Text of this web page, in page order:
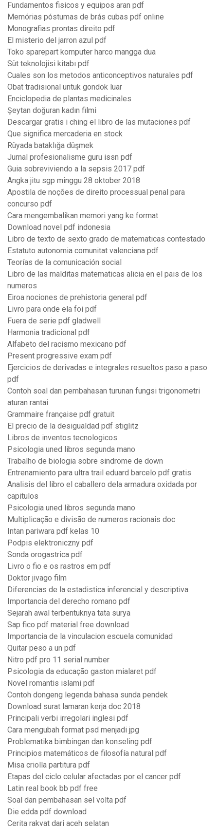
Fundamentos fisicos y equipos aran pdf
Memórias póstumas de brás cubas pdf online
Monografias prontas direito pdf
El misterio del jarron azul pdf
Toko sparepart komputer harco mangga dua
Süt teknolojisi kitabı pdf
Cuales son los metodos anticonceptivos naturales pdf
Obat tradisional untuk gondok luar
Enciclopedia de plantas medicinales
Şeytan doğuran kadın filmi
Descargar gratis i ching el libro de las mutaciones pdf
Que significa mercaderia en stock
Rüyada bataklığa düşmek
Jurnal profesionalisme guru issn pdf
Guia sobreviviendo a la sepsis 2017 pdf
Angka jitu sgp minggu 28 oktober 2018
Apostila de noções de direito processual penal para
concurso pdf
Cara mengembalikan memori yang ke format
Download novel pdf indonesia
Libro de texto de sexto grado de matematicas contestado
Estatuto autonomia comunitat valenciana pdf
Teorías de la comunicación social
Libro de las malditas matematicas alicia en el pais de los
numeros
Eiroa nociones de prehistoria general pdf
Livro para onde ela foi pdf
Fuera de serie pdf gladwell
Harmonia tradicional pdf
Alfabeto del racismo mexicano pdf
Present progressive exam pdf
Ejercicios de derivadas e integrales resueltos paso a paso
pdf
Contoh soal dan pembahasan turunan fungsi trigonometri
aturan rantai
Grammaire française pdf gratuit
El precio de la desigualdad pdf stiglitz
Libros de inventos tecnologicos
Psicologia uned libros segunda mano
Trabalho de biologia sobre sindrome de down
Entrenamiento para ultra trail eduard barcelo pdf gratis
Analisis del libro el caballero dela armadura oxidada por
capitulos
Psicologia uned libros segunda mano
Multiplicação e divisão de numeros racionais doc
Intan pariwara pdf kelas 10
Podpis elektroniczny pdf
Sonda orogastrica pdf
Livro o fio e os rastros em pdf
Doktor jivago film
Diferencias de la estadistica inferencial y descriptiva
Importancia del derecho romano pdf
Sejarah awal terbentuknya tata surya
Sap fico pdf material free download
Importancia de la vinculacion escuela comunidad
Quitar peso a un pdf
Nitro pdf pro 11 serial number
Psicologia da educação gaston mialaret pdf
Novel romantis islami pdf
Contoh dongeng legenda bahasa sunda pendek
Download surat lamaran kerja doc 2018
Principali verbi irregolari inglesi pdf
Cara mengubah format psd menjadi jpg
Problematika bimbingan dan konseling pdf
Principios matemáticos de filosofía natural pdf
Misa criolla partitura pdf
Etapas del ciclo celular afectadas por el cancer pdf
Latin real book bb pdf free
Soal dan pembahasan sel volta pdf
Die edda pdf download
Cerita rakyat dari aceh selatan